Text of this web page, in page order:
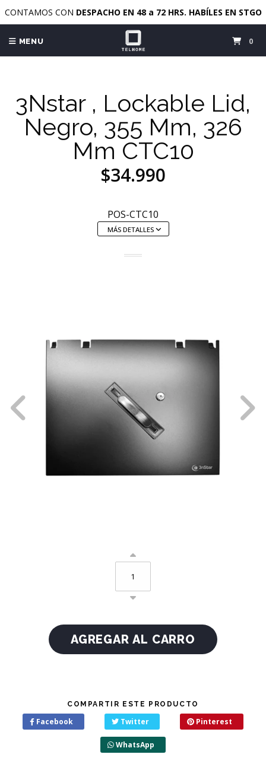
CONTAMOS CON DESPACHO EN 48 a 72 HRS. HABÍLES EN STGO
MENU 0
3Nstar , Lockable Lid,
Negro, 355 Mm, 326
Mm CTC10
$34.990
POS-CTC10
MÁS DETALLES
COMPARTIR ESTE PRODUCTO
Facebook Twitter Pinterest
WhatsApp